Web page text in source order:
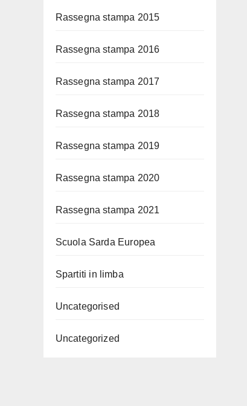
Rassegna stampa 2015
Rassegna stampa 2016
Rassegna stampa 2017
Rassegna stampa 2018
Rassegna stampa 2019
Rassegna stampa 2020
Rassegna stampa 2021
Scuola Sarda Europea
Spartiti in limba
Uncategorised
Uncategorized